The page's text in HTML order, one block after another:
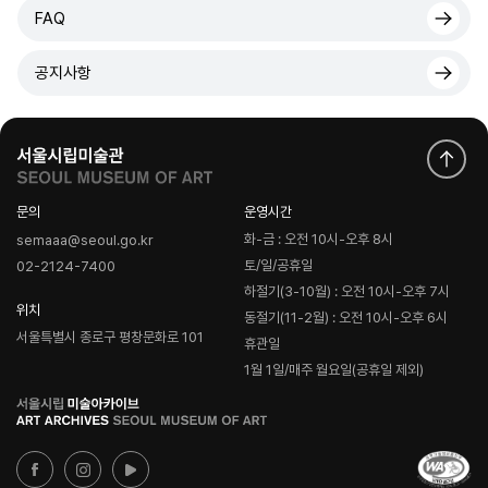
FAQ
공지사항
문의
semaaa@seoul.go.kr
02-2124-7400
위치
서울특별시 종로구 평창문화로 101
운영시간
화-금 : 오전 10시-오후 8시
토/일/공휴일
하절기(3-10월) : 오전 10시-오후 7시
동절기(11-2월) : 오전 10시-오후 6시
휴관일
1월 1일/매주 월요일(공휴일 제외)
로
고